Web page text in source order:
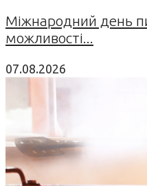
Міжнародний день
можливості...
07.08.2026